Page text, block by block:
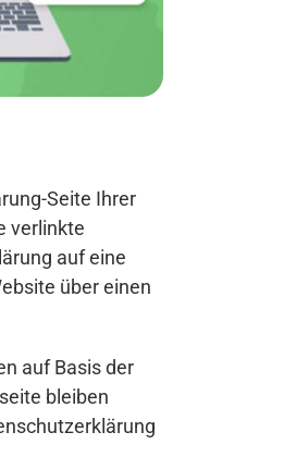
Seite Ihrer
verlinkte
auf eine
über einen
auf Basis der
bleiben